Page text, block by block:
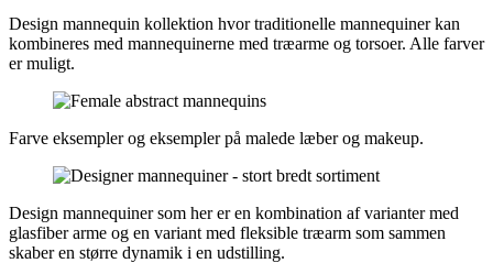
Design mannequin kollektion hvor traditionelle mannequiner kan
kombineres med mannequinerne med træarme og torsoer. Alle farver
er muligt.
Farve eksempler og eksempler på malede læber og makeup.
Design mannequiner som her er en kombination af varianter med
glasfiber arme og en variant med fleksible træarm som sammen
skaber en større dynamik i en udstilling.